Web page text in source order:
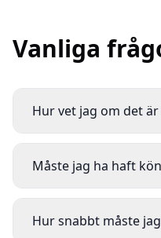
Vanliga
Hur vet jag om det
Måste jag ha haft
Hur snabbt måste